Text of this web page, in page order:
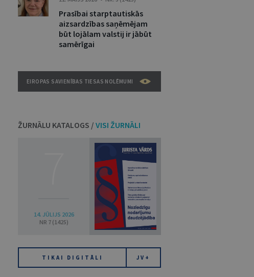
Prasībai starptautiskās
aizsardzības saņēmējam
būt lojālam valstij ir jābūt
samērīgai
EIROPAS SAVIENĪBAS TIESAS NOLĒMUMI
ŽURNĀLU KATALOGS / VISI ŽURNĀLI
14. JŪLIJS 2026
NR 7 (1425)
TIKAI DIGITĀLI JV+